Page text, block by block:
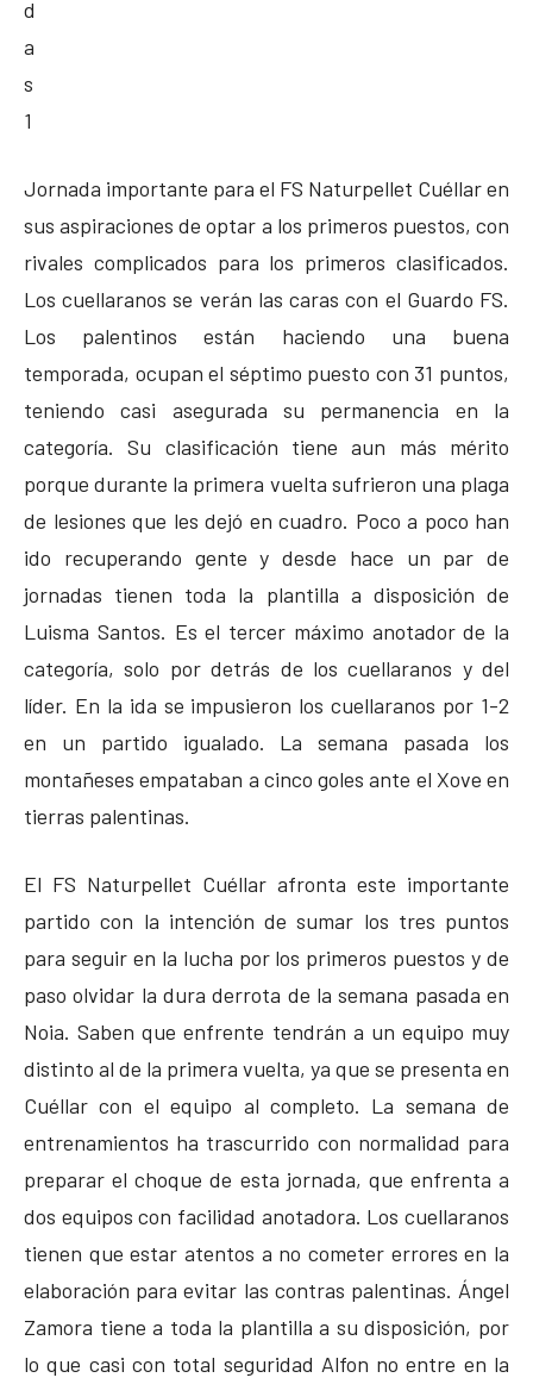
Jornada importante para el FS Naturpellet Cuéllar en
sus aspiraciones de optar a los primeros puestos, con
rivales complicados para los primeros clasificados.
Los cuellaranos se verán las caras con el Guardo FS.
Los palentinos están haciendo una buena
temporada, ocupan el séptimo puesto con 31 puntos,
teniendo casi asegurada su permanencia en la
categoría. Su clasificación tiene aun más mérito
porque durante la primera vuelta sufrieron una plaga
de lesiones que les dejó en cuadro. Poco a poco han
ido recuperando gente y desde hace un par de
jornadas tienen toda la plantilla a disposición de
Luisma Santos. Es el tercer máximo anotador de la
categoría, solo por detrás de los cuellaranos y del
líder. En la ida se impusieron los cuellaranos por 1-2
en un partido igualado. La semana pasada los
montañeses empataban a cinco goles ante el Xove en
tierras palentinas.
El FS Naturpellet Cuéllar afronta este importante
partido con la intención de sumar los tres puntos
para seguir en la lucha por los primeros puestos y de
paso olvidar la dura derrota de la semana pasada en
Noia. Saben que enfrente tendrán a un equipo muy
distinto al de la primera vuelta, ya que se presenta en
Cuéllar con el equipo al completo. La semana de
entrenamientos ha trascurrido con normalidad para
preparar el choque de esta jornada, que enfrenta a
dos equipos con facilidad anotadora. Los cuellaranos
tienen que estar atentos a no cometer errores en la
elaboración para evitar las contras palentinas. Ángel
Zamora tiene a toda la plantilla a su disposición, por
lo que casi con total seguridad Alfon no entre en la